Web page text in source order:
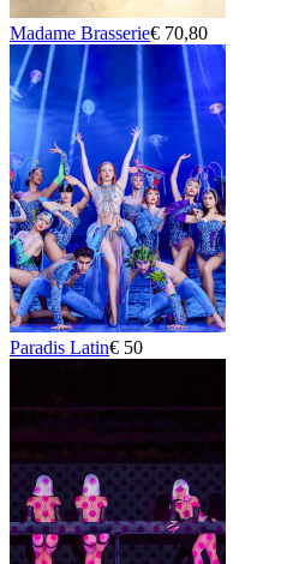
Madame Brasserie€ 70,80
Paradis Latin€ 50